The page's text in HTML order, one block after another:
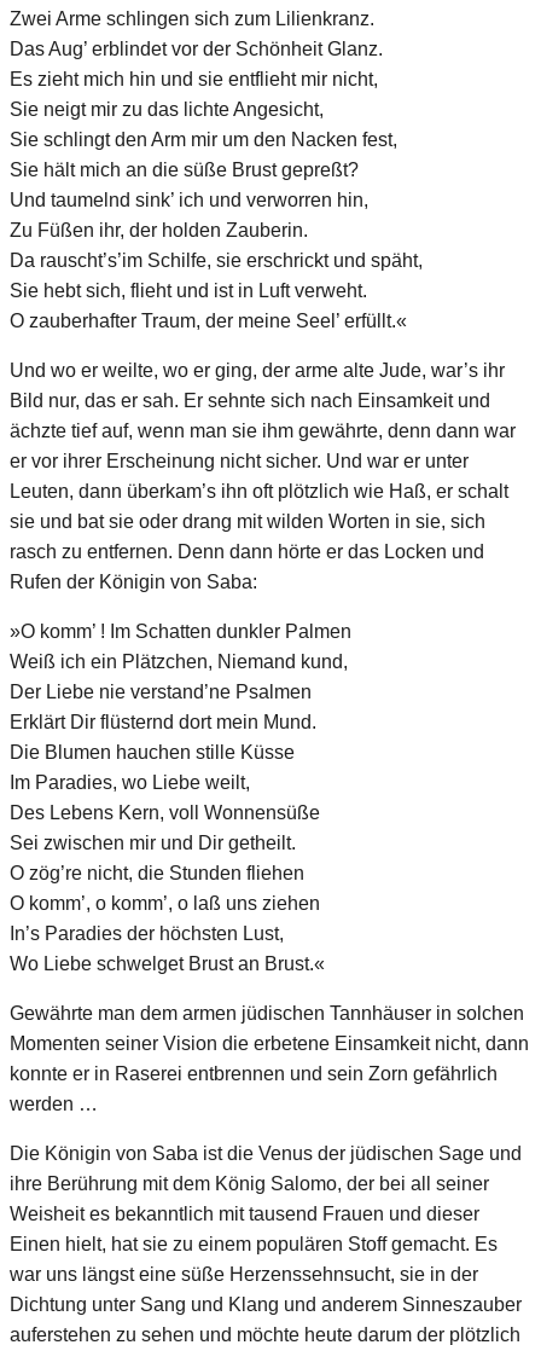
Zwei Arme schlingen sich zum Lilienkranz.
Das Aug’ erblindet vor der Schönheit Glanz.
Es zieht mich hin und sie entflieht mir nicht,
Sie neigt mir zu das lichte Angesicht,
Sie schlingt den Arm mir um den Nacken fest,
Sie hält mich an die süße Brust gepreßt?
Und taumelnd sink’ ich und verworren hin,
Zu Füßen ihr, der holden Zauberin.
Da rauscht’s’im Schilfe, sie erschrickt und späht,
Sie hebt sich, flieht und ist in Luft verweht.
O zauberhafter Traum, der meine Seel’ erfüllt.«
Und wo er weilte, wo er ging, der arme alte Jude, war’s ihr
Bild nur, das er sah. Er sehnte sich nach Einsamkeit und
ächzte tief auf, wenn man sie ihm gewährte, denn dann war
er vor ihrer Erscheinung nicht sicher. Und war er unter
Leuten, dann überkam’s ihn oft plötzlich wie Haß, er schalt
sie und bat sie oder drang mit wilden Worten in sie, sich
rasch zu entfernen. Denn dann hörte er das Locken und
Rufen der Königin von Saba:
»O komm’ ! Im Schatten dunkler Palmen
Weiß ich ein Plätzchen, Niemand kund,
Der Liebe nie verstand’ne Psalmen
Erklärt Dir flüsternd dort mein Mund.
Die Blumen hauchen stille Küsse
Im Paradies, wo Liebe weilt,
Des Lebens Kern, voll Wonnensüße
Sei zwischen mir und Dir getheilt.
O zög’re nicht, die Stunden fliehen
O komm’, o komm’, o laß uns ziehen
In’s Paradies der höchsten Lust,
Wo Liebe schwelget Brust an Brust.«
Gewährte man dem armen jüdischen Tannhäuser in solchen
Momenten seiner Vision die erbetene Einsamkeit nicht, dann
konnte er in Raserei entbrennen und sein Zorn gefährlich
werden …
Die Königin von Saba ist die Venus der jüdischen Sage und
ihre Berührung mit dem König Salomo, der bei all seiner
Weisheit es bekanntlich mit tausend Frauen und dieser
Einen hielt, hat sie zu einem populären Stoff gemacht. Es
war uns längst eine süße Herzenssehnsucht, sie in der
Dichtung unter Sang und Klang und anderem Sinneszauber
auferstehen zu sehen und möchte heute darum der plötzlich